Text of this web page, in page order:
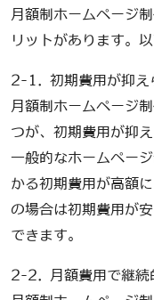
月額制ホームページ
リットがあります。
2-1. 初期費用が抑え
月額制ホームページ
つが、初期費用が抑
一般的なホームペー
かる初期費用が高額
の場合は初期費用が
できます。
2-2. 月額費用で継続